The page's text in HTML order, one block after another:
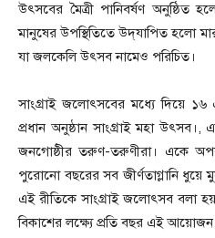
উৎসবের মৈত্রী পানিবর্ষণ
মানুষের উপস্থিতিতে উদ্‌যাপিত হলো
যা জলকেলি উৎসব নামেও পরিচিত।
সাংগ্রাই জলোৎসবের মধ্যে দিয়ে
প্রধান অনুষ্ঠান সাংগ্রাই মহা
জনগোষ্ঠীর তরুণ-তরুণীরা। একে
পুরোনো বছরের সব জীর্ণতাগ্লানি
এই রীতিকে সাংগ্রাই জলোৎসব বলা
বিকাশের লক্ষ্যে প্রতি বছর এই